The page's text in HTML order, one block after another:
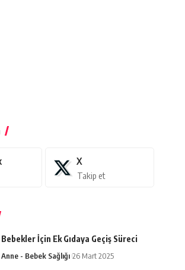
X
Takip et
Bebekler İçin Ek Gıdaya Geçiş Süreci
Anne - Bebek Sağlığı 26 Mart 2025